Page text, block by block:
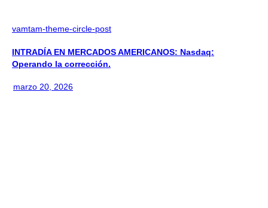
vamtam-theme-circle-post
INTRADÍA EN MERCADOS AMERICANOS: Nasdaq:
Operando la corrección.
marzo 20, 2026